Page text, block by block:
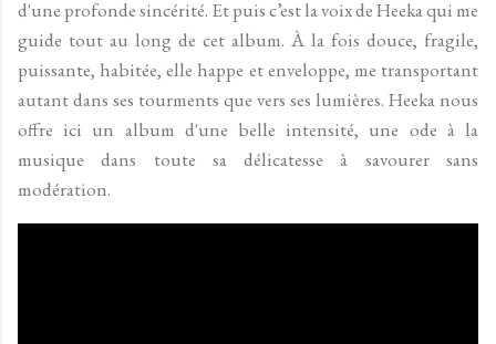
d'une profonde sincérité. Et puis c’est la voix de Heeka qui me
guide tout au long de cet album. À la fois douce, fragile,
puissante, habitée, elle happe et enveloppe, me transportant
autant dans ses tourments que vers ses lumières. Heeka nous
offre ici un album d'une belle intensité, une ode à la
musique dans toute sa délicatesse à savourer sans
modération.